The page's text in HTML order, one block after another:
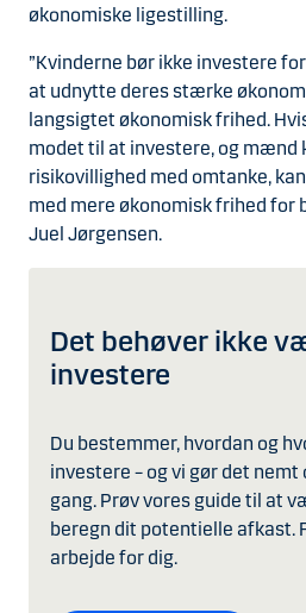
økonomiske ligestilling.
”Kvinderne bør ikke investere
at udnytte deres stærke
langsigtet økonomisk frihed.
modet til at investere, og mænd
risikovillighed med omtanke,
med mere økonomisk frihed for
Juel Jørgensen.
Det behøver ikke
investere
Du bestemmer, hvordan og
investere – og vi gør det
gang. Prøv vores guide til at
beregn dit potentielle afkast.
arbejde for dig.